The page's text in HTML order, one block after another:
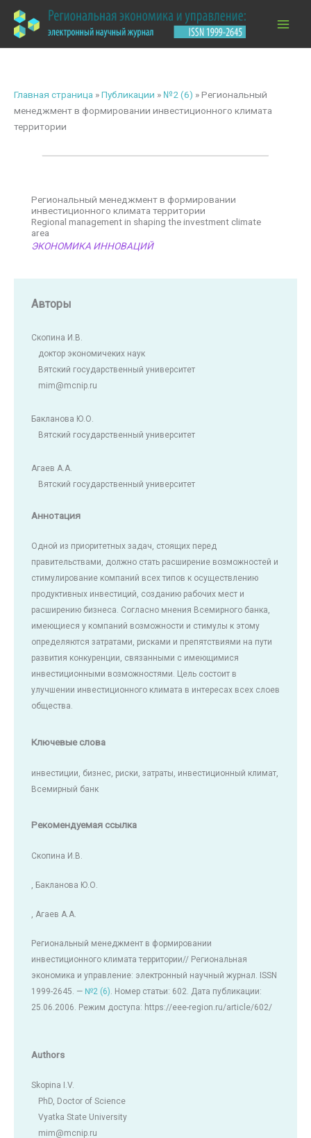
содержимому
Главная страница »Публикации » №2 (6) »Региональный
менеджмент в формировании инвестиционного климата
территории
Региональный менеджмент в формировании
инвестиционного климата территории
Regional management in shaping the investment climate
area
ЭКОНОМИКА ИННОВАЦИЙ
Авторы
Скопина И.В.
доктор экономичеких наук
Вятский государственный университет
mim@mcnip.ru
Бакланова Ю.О.
Вятский государственный университет
Агаев А.А.
Вятский государственный университет
Аннотация
Одной из приоритетных задач, стоящих перед
правительствами, должно стать расширение возможностей и
стимулирование компаний всех типов к осуществлению
продуктивных инвестиций, созданию рабочих мест и
расширению бизнеса. Согласно мнения Всемирного банка,
имеющиеся у компаний возможности и стимулы к этому
определяются затратами, рисками и препятствиями на пути
развития конкуренции, связанными с имеющимися
инвестиционными возможностями. Цель состоит в
улучшении инвестиционного климата в интересах всех слоев
общества.
Ключевые слова
инвестиции, бизнес, риски, затраты, инвестиционный климат,
Всемирный банк
Рекомендуемая ссылка
Скопина И.В.
, Бакланова Ю.О.
, Агаев А.А.
Региональный менеджмент в формировании
инвестиционного климата территории// Региональная
экономика и управление: электронный научный журнал. ISSN
1999-2645. — №2 (6). Номер статьи: 602. Дата публикации:
25.06.2006. Режим доступа: https://eee-region.ru/article/602/
Authors
Skopina I.V.
PhD, Doctor of Science
Vyatka State University
mim@mcnip.ru